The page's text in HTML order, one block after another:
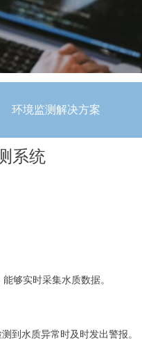
够实时采集水质数据。
到水质异常时及时发出警报。
系统
环境监测解决方案